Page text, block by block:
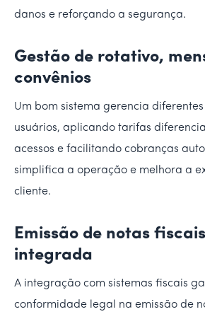
danos e reforçando a segurança.
Gestão de rotativo,
convênios
Um bom sistema gerencia
usuários, aplicando tarifas
acessos e facilitando cobranças
simplifica a operação e melhora a
cliente.
Emissão de notas
integrada
A integração com sistemas fiscais
conformidade legal na emissão de